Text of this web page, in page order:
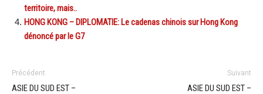
territoire, mais..
HONG KONG – DIPLOMATIE: Le cadenas chinois sur Hong Kong
dénoncé par le G7
Précédent
ASIE DU SUD EST –
Suivant
ASIE DU SUD EST –